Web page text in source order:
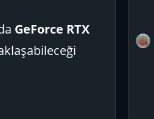
GeForce RTX